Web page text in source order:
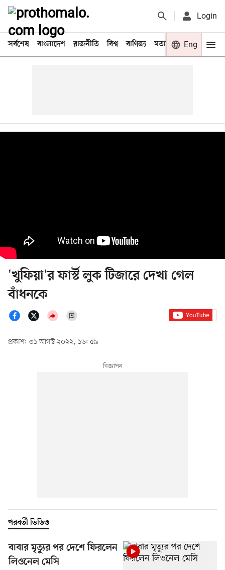
Login
সর্বশেষ বাংলাদেশ রাজনীতি বিশ্ব বাণিজ্য মতামত খেলা
Eng
'খুফিয়া'র ফার্স্ট লুক টিজারে দেখা গেল
বাঁধনকে
প্রকাশ: ৩১ আগস্ট ২০২২, ১৬: ৫৯
পরবর্তী ভিডিও
বাবার মৃত্যুর পর দেশে ফিরলেন
লিওনেল মেসি